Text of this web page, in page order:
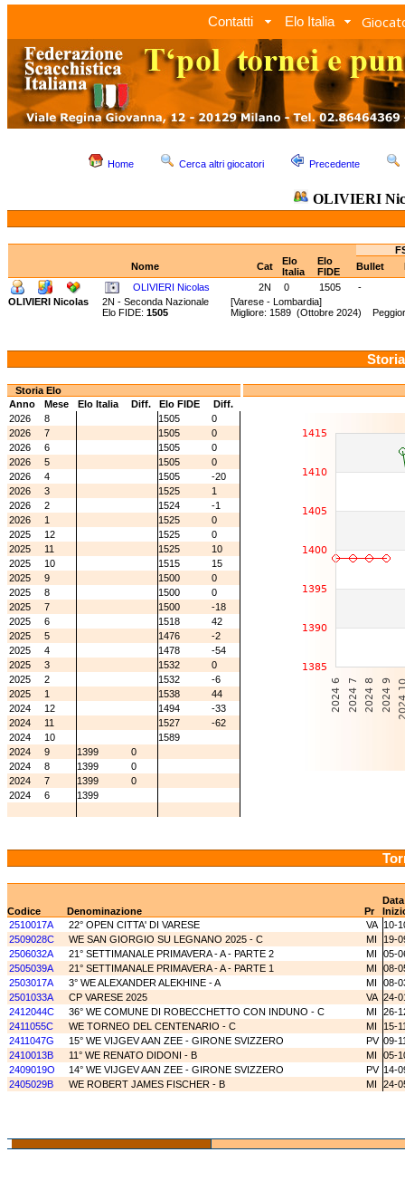
Contatti Elo Italia
Home Cerca altri giocatori Precedente
OLIVIERI
Nome
Cat
Elo
Italia
Elo
FIDE
Bullet
OLIVIERI Nicolas
2N 0 1505
-
OLIVIERI Nicolas
2N - Seconda Nazionale [Varese - Lombardia]
Elo FIDE: 1505 Migliore: 1589 (Ottobre 2024)
Storia Elo
Anno
Mese Elo Italia Diff. Elo FIDE
Diff.
2026
8 1505
0
2026
7 1505
0
2026
6 1505
0
2026
5 1505
0
2026
4 1505
-20
2026
3 1525
1
2026
2 1524
-1
2026
1 1525
0
2025
12 1525
0
2025
11 1525
10
2025
10 1515
15
2025
9 1500
0
2025
8 1500
0
2025
7 1500
-18
2025
6 1518
42
2025
5 1476
-2
2025
4 1478
-54
2025
3 1532
0
2025
2 1532
-6
2025
1 1538
44
2024
12 1494
-33
2024
11 1527
-62
2024
10
1589
2024
9 1399
0
2024
8 1399
0
2024
7 1399
0
2024
6 1399
Data
Codice
Denominazione Pr
2510017A
22° OPEN CITTA' DI VARESE VA 10-
2509028C
WE SAN GIORGIO SU LEGNANO 2025 - C MI
19-
2506032A
21° SETTIMANALE PRIMAVERA - A - PARTE 2 MI
05-
2505039A
21° SETTIMANALE PRIMAVERA - A - PARTE 1 MI
08-
2503017A
3° WE ALEXANDER ALEKHINE - A MI
08-
2501033A
CP VARESE 2025 VA 24-
2412044C
36° WE COMUNE DI ROBECCHETTO CON INDUNO - C MI
26-
2411055C
WE TORNEO DEL CENTENARIO - C MI
15-
2411047G
15° WE VIJGEV AAN ZEE - GIRONE SVIZZERO PV 09-
2410013B
11° WE RENATO DIDONI - B MI
05-
2409019O
14° WE VIJGEV AAN ZEE - GIRONE SVIZZERO PV 14-
2405029B
WE ROBERT JAMES FISCHER - B MI 24-